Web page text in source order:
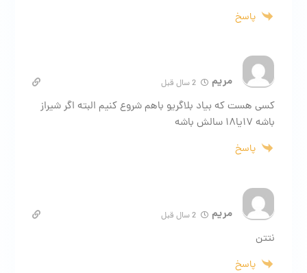
پاسخ
مریم 2 سال قبل
کسی هست که بیاد بلاگریو باهم شروع کنیم البته اگر شیراز
باشه ۱۷یا۱۸ سالش باشه
پاسخ
مریم 2 سال قبل
نتتن
پاسخ